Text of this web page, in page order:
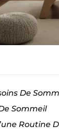
De
Sommeil
Routine